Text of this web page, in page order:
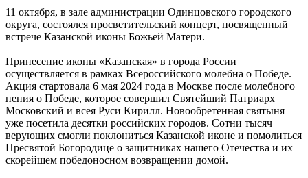
11 октября, в зале администрации Одинцовского городского
округа, состоялся просветительский концерт, посвященный
встрече Казанской иконы Божьей Матери.
Принесение иконы «Казанская» в города России
осуществляется в рамках Всероссийского молебна о Победе.
Акция стартовала 6 мая 2024 года в Москве после молебного
пения о Победе, которое совершил Святейший Патриарх
Московский и всея Руси Кирилл. Новообретенная святыня
уже посетила десятки российских городов. Сотни тысяч
верующих смогли поклониться Казанской иконе и помолиться
Пресвятой Богородице о защитниках нашего Отечества и их
скорейшем победоносном возвращении домой.